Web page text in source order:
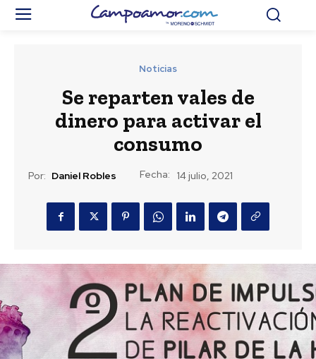
Noticias
Se reparten vales de
dinero para activar el
consumo
Por: Daniel Robles Fecha: 14 julio, 2021